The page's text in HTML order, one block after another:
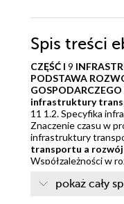
Spis treści
CZĘŚĆ I 9
PODSTAWA
GOSPODARCZEGO
infrastruktury
11 1.2. Specyfika
Znaczenie czasu w
infrastruktury
transportu a
Współzależności w
międzynarodowa
pokaż cały